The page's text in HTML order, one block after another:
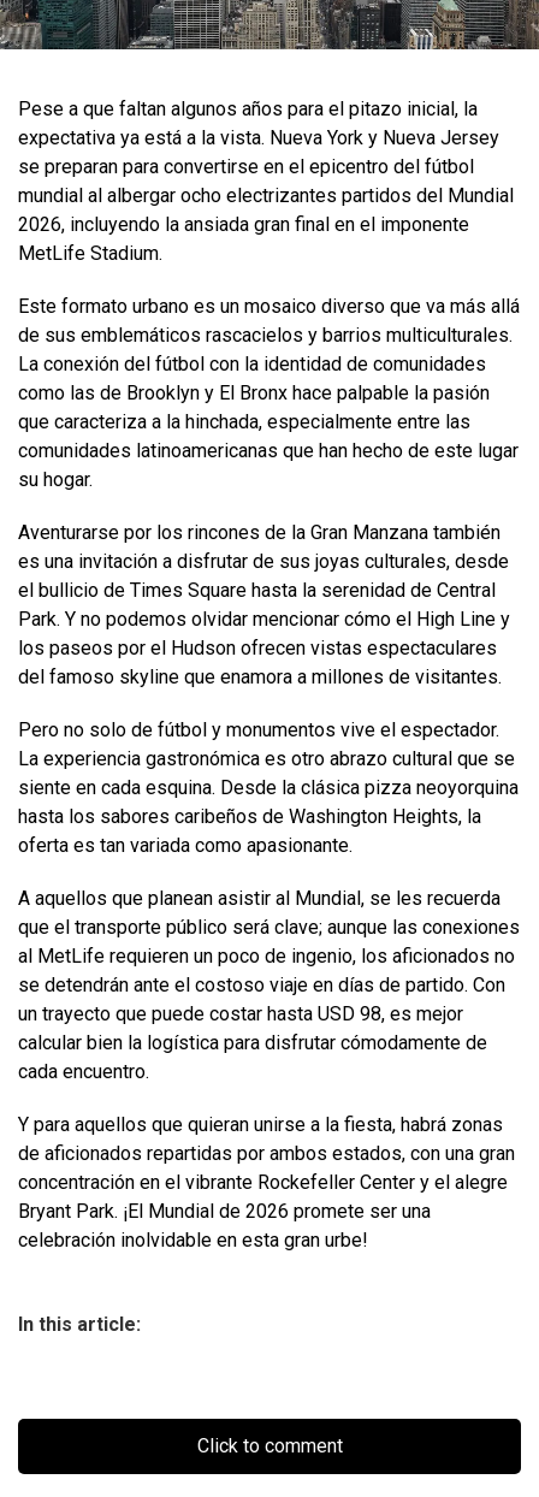
Pese a que faltan algunos años para el pitazo inicial, la
expectativa ya está a la vista. Nueva York y Nueva Jersey
se preparan para convertirse en el epicentro del fútbol
mundial al albergar ocho electrizantes partidos del Mundial
2026, incluyendo la ansiada gran final en el imponente
MetLife Stadium.
Este formato urbano es un mosaico diverso que va más allá
de sus emblemáticos rascacielos y barrios multiculturales.
La conexión del fútbol con la identidad de comunidades
como las de Brooklyn y El Bronx hace palpable la pasión
que caracteriza a la hinchada, especialmente entre las
comunidades latinoamericanas que han hecho de este lugar
su hogar.
Aventurarse por los rincones de la Gran Manzana también
es una invitación a disfrutar de sus joyas culturales, desde
el bullicio de Times Square hasta la serenidad de Central
Park. Y no podemos olvidar mencionar cómo el High Line y
los paseos por el Hudson ofrecen vistas espectaculares
del famoso skyline que enamora a millones de visitantes.
Pero no solo de fútbol y monumentos vive el espectador.
La experiencia gastronómica es otro abrazo cultural que se
siente en cada esquina. Desde la clásica pizza neoyorquina
hasta los sabores caribeños de Washington Heights, la
oferta es tan variada como apasionante.
A aquellos que planean asistir al Mundial, se les recuerda
que el transporte público será clave; aunque las conexiones
al MetLife requieren un poco de ingenio, los aficionados no
se detendrán ante el costoso viaje en días de partido. Con
un trayecto que puede costar hasta USD 98, es mejor
calcular bien la logística para disfrutar cómodamente de
cada encuentro.
Y para aquellos que quieran unirse a la fiesta, habrá zonas
de aficionados repartidas por ambos estados, con una gran
concentración en el vibrante Rockefeller Center y el alegre
Bryant Park. ¡El Mundial de 2026 promete ser una
celebración inolvidable en esta gran urbe!
In this article:
Click to comment